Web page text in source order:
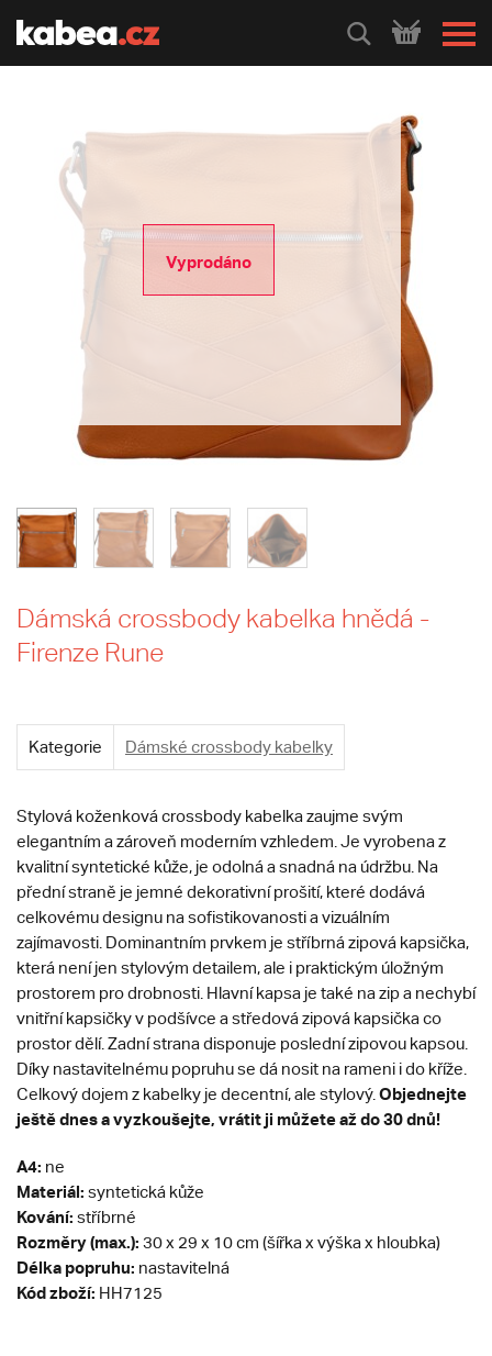
HLEDEJ
Vyprodáno
Dámská crossbody kabelka hnědá -
Firenze Rune
Kategorie Dámské crossbody kabelky
Stylová koženková crossbody kabelka zaujme svým
elegantním a zároveň moderním vzhledem. Je vyrobena z
kvalitní syntetické kůže, je odolná a snadná na údržbu. Na
přední straně je jemné dekorativní prošití, které dodává
celkovému designu na sofistikovanosti a vizuálním
zajímavosti. Dominantním prvkem je stříbrná zipová kapsička,
která není jen stylovým detailem, ale i praktickým úložným
prostorem pro drobnosti. Hlavní kapsa je také na zip a nechybí
vnitřní kapsičky v podšívce a středová zipová kapsička co
prostor dělí. Zadní strana disponuje poslední zipovou kapsou.
Díky nastavitelnému popruhu se dá nosit na rameni i do kříže.
Celkový dojem z kabelky je decentní, ale stylový. Objednejte
ještě dnes a vyzkoušejte, vrátit ji můžete až do 30 dnů!
A4: ne
Materiál: syntetická kůže
Kování: stříbrné
Rozměry (max.): 30 x 29 x 10 cm (šířka x výška x hloubka)
Délka popruhu: nastavitelná
Kód zboží: HH7125